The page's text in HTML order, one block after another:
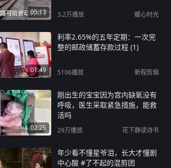
05:13 3.2万播放 暖心时光
01:49
利率2.65%的五年定期：一次完
整的邮政储蓄存款过程 (1)
5106播放 新程剪辑
02:25
刚出生的宝宝因为宫内缺氧没有
呼吸，医生采取紧急措施，能救
活吗
29万播放 花下静读诗书
年少看不懂星爷泪，长大才懂剧
中心酸 #了不起的混剪团